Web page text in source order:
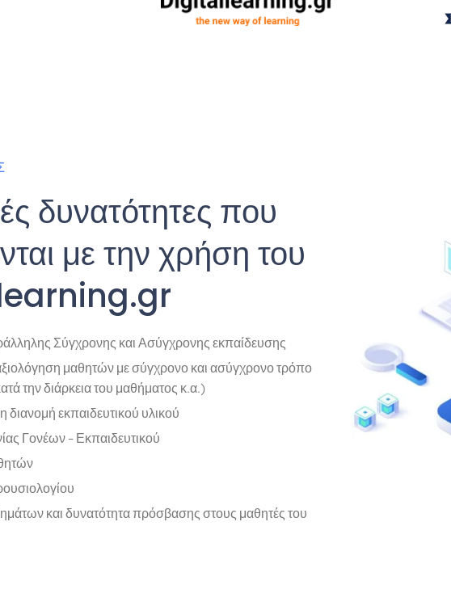
δυνατότητες που
με την χρήση του
Σύγχρονης και Ασύγχρονης εκπαίδευσης
μαθητών με σύγχρονο και ασύγχρονο τρόπο
την διάρκεια του μαθήματος κ.α.)
διανομή εκπαιδευτικού υλικού
Γονέων - Εκπαιδευτικού
και δυνατότητα πρόσβασης στους μαθητές του